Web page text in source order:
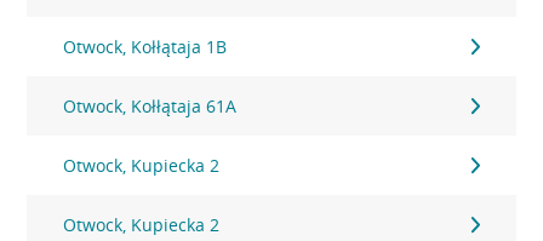
Otwock, Kołłątaja 1B
Otwock, Kołłątaja 61A
Otwock, Kupiecka 2
Otwock, Kupiecka 2